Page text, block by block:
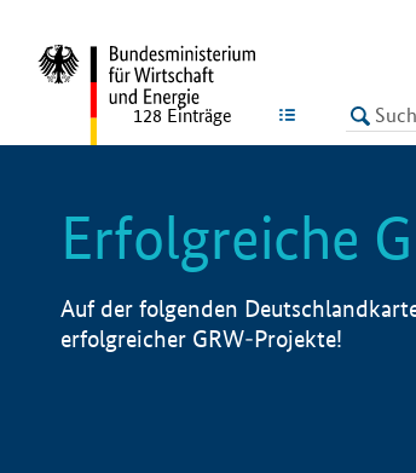
LISTE
128 Einträge
Erfolgreiche
Auf der folgenden
erfolgreicher GRW-Projekte!